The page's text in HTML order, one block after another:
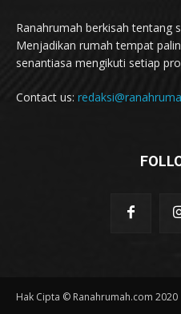
Ranahrumah berkisah tentang
Menjadikan rumah tempat
senantiasa mengikuti setiap
Contact us:
Hak Cipta © Ranahrumah.com 2020